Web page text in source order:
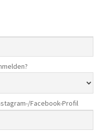
Facebook-Profil